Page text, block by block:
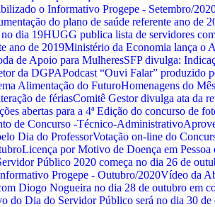
o Informativo Progepe - Setembro/
do plano de saúde referente ano de
dia 19HUGG publica lista de servidores
ano de 2019Ministério da Economia lança o
de Apoio para MulheresSFP divulga:
da DGPAPodcast “Ouvi Falar” produzido
Alimentação do FuturoHomenagens do
de fériasComitê Gestor divulga ata da
abertas para a 4ª Edição do concurso de
de Concurso -Técnico-Administrativo
Dia do ProfessorVotação on-line do
Licença por Motivo de Doença em Pessoa
Público 2020 começa no dia 26 de
Progepe - Outubro/2020Vídeo da
Diogo Nogueira no dia 28 de outubro em
do Dia do Servidor Público será no dia 30 de